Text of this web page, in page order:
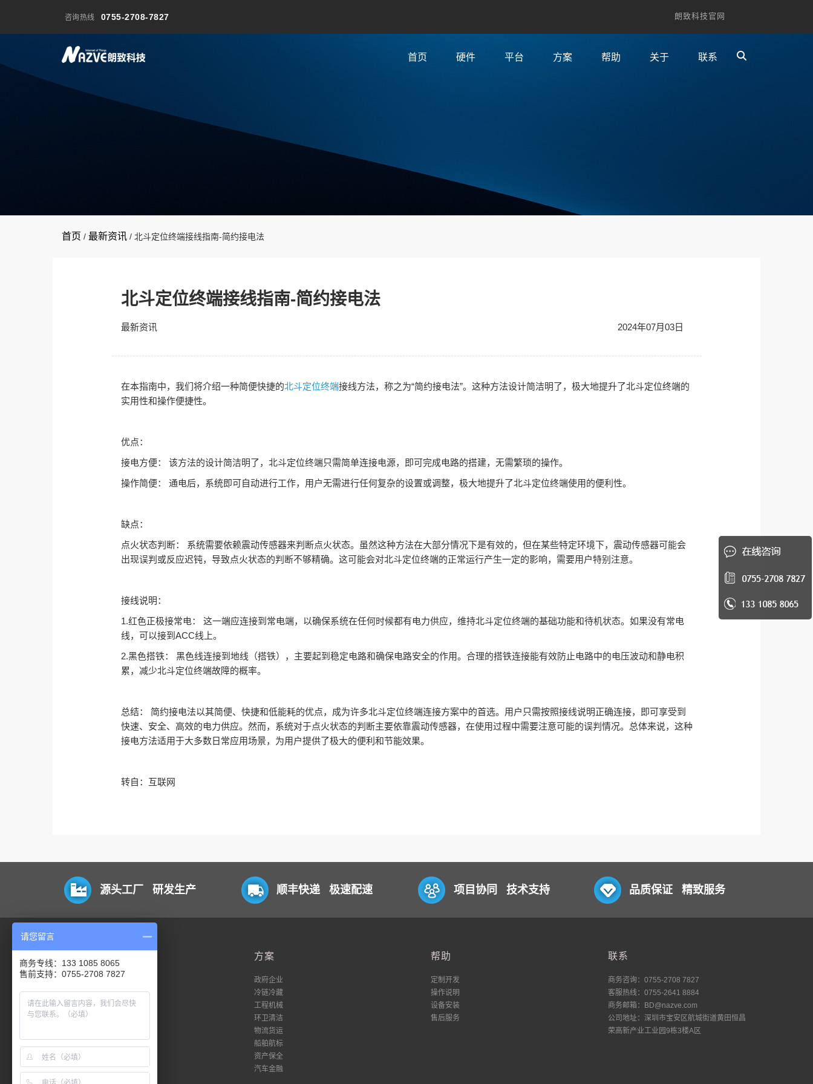
咨询热线 0755-2708-7827 朗致科技官网
首页 硬件 平台 方案 帮助 关于 联系
首页 / 最新资讯 / 北斗定位终端接线指南-简约接电法
北斗定位终端接线指南-简约接电法
最新资讯 2024年07月03日
在本指南中，我们将介绍一种简便快捷的北斗定位终端接线方法，称之为“简约接电法”。这种方法设计简洁明了，极大地提升了北斗定位终端的
实用性和操作便捷性。
优点：
接电方便： 该方法的设计简洁明了，北斗定位终端只需简单连接电源，即可完成电路的搭建，无需繁琐的操作。
操作简便： 通电后，系统即可自动进行工作，用户无需进行任何复杂的设置或调整，极大地提升了北斗定位终端使用的便利性。
缺点：
点火状态判断： 系统需要依赖震动传感器来判断点火状态。虽然这种方法在大部分情况下是有效的，但在某些特定环境下，震动传感器可能会
出现误判或反应迟钝，导致点火状态的判断不够精确。这可能会对北斗定位终端的正常运行产生一定的影响，需要用户特别注意。
接线说明：
1.红色正极接常电： 这一端应连接到常电端，以确保系统在任何时候都有电力供应，维持北斗定位终端的基础功能和待机状态。如果没有常电
线，可以接到ACC线上。
2.黑色搭铁： 黑色线连接到地线（搭铁），主要起到稳定电路和确保电路安全的作用。合理的搭铁连接能有效防止电路中的电压波动和静电积
累，减少北斗定位终端故障的概率。
总结： 简约接电法以其简便、快捷和低能耗的优点，成为许多北斗定位终端连接方案中的首选。用户只需按照接线说明正确连接，即可享受到
快速、安全、高效的电力供应。然而，系统对于点火状态的判断主要依靠震动传感器，在使用过程中需要注意可能的误判情况。总体来说，这种
接电方法适用于大多数日常应用场景，为用户提供了极大的便利和节能效果。
转自：互联网
源头工厂 研发生产 顺丰快递 极速配速 项目协同 技术支持 品质保证 精致服务
电脑端
移动端
数据流
私有化
方案
政府企业
冷链冷藏
工程机械
环卫清洁
物流货运
船舶航标
资产保全
汽车金融
帮助
定制开发
操作说明
设备安装
售后服务
联系
商务咨询：0755-2708 7827
客服热线：0755-2641 8884
商务邮箱：BD@nazve.com
公司地址：深圳市宝安区航城街道黄田恒昌
荣高新产业工业园9栋3楼A区
请您留言
商务专线：133 1085 8065
售前支持：0755-2708 7827